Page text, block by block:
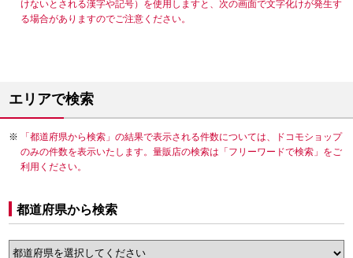
けないとされる漢字や記号）を使用しますと、次の画面で文字化けが発生す
る場合がありますのでご注意ください。
エリアで検索
「都道府県から検索」の結果で表示される件数については、ドコモショップ
のみの件数を表示いたします。量販店の検索は「フリーワードで検索」をご
利用ください。
都道府県から検索